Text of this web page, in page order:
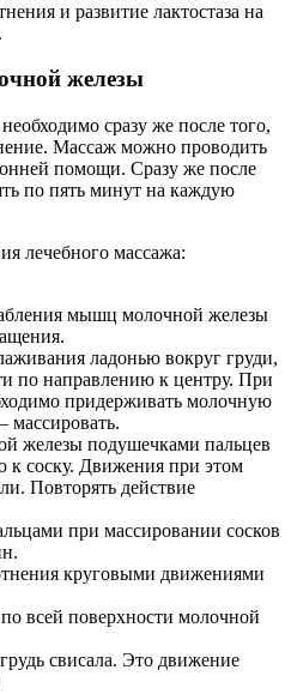
и развитие лактостаза на
железы
сразу же после того,
Массаж можно проводить
помощи. Сразу же после
по пять минут на каждую
лечебного массажа:
мышц молочной железы
ладонью вокруг груди,
по направлению к центру. При
придерживать молочную
массировать.
железы подушечками пальцев
к соску. Движения при этом
Повторять действие
при массировании сосков
круговыми движениями
всей поверхности молочной
свисала. Это движение